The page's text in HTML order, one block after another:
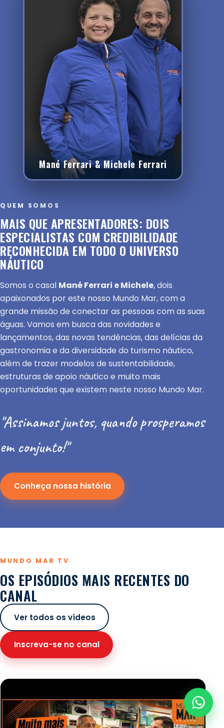
Mané Ferrari & Michele Ferrari
QUEM SOMOS
MAIS QUE APRESENTADORES: DOIS
ESPECIALISTAS COM CREDIBILIDADE
RECONHECIDA EM TODO O UNIVERSO
NÁUTICO
Somos o casal Mané Ferrari e Michele, dois
apaixonados por este nosso Mundo Mar, com a
grande missão de conectar as pessoas com as suas
águas. Vamos em busca das novidades e
lançamentos, das novas tendências, das delícias da
gastronomia e da diversidade do turismo náutico,
além de trazer modelos de sustentabilidade,
estruturas de apoio náutico e muito mais
oportunidades que existem neste nosso Mundo Mar.
"Assinamos juntos, quando prosperamos
em conjunto!"
Conheça nossa história
MUNDO MAR TV
OS EPISÓDIOS MAIS RECENTES DO
CANAL
Ver todos os vídeos
Inscreva-se no canal